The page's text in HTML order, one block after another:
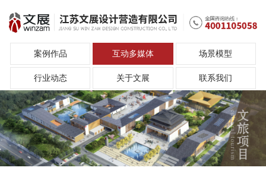
案例作品 互动多媒体 场景模型
行业动态 关于文展 联系我们